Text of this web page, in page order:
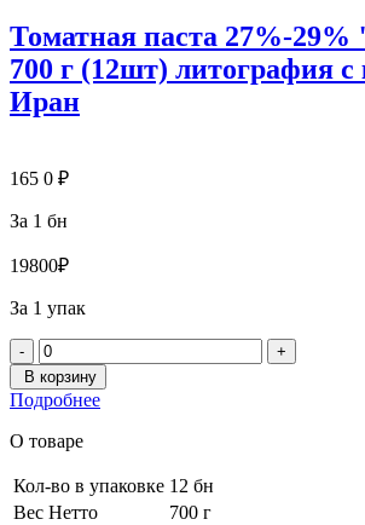
Томатная паста 27%-
700 г (12шт) литография
Иран
165 0 ₽
За 1 бн
19800₽
За 1 упак
-
+
В корзину
Подробнее
О товаре
Кол-во в упаковке 12 бн
Вес Нетто
700 г